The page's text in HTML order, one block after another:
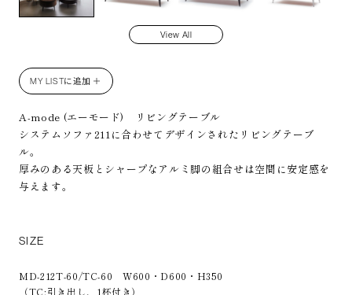
View All
MY LISTに追加 ＋
A-mode (エーモード) リビングテーブル
システムソファ211に合わせてデザインされたリビングテーブ
ル。
厚みのある天板とシャープなアルミ脚の組合せは空間に安定感を
与えます。
SIZE
MD-212T-60/TC-60 W600・D600・H350
（TC:引き出し、1杯付き）